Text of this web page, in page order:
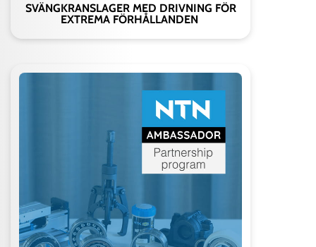
SVÄNGKRANSLAGER MED DRIVNING FÖR
EXTREMA FÖRHÅLLANDEN